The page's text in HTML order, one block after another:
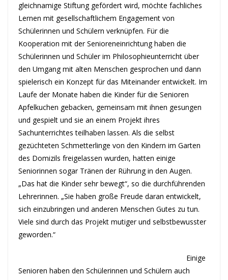
gleichnamige Stiftung gefördert wird, möchte fachliches
Lernen mit gesellschaftlichem Engagement von
Schülerinnen und Schülern verknüpfen. Für die
Kooperation mit der Senioreneinrichtung haben die
Schülerinnen und Schüler im Philosophieunterricht über
den Umgang mit alten Menschen gesprochen und dann
spielerisch ein Konzept für das Miteinander entwickelt. Im
Laufe der Monate haben die Kinder für die Senioren
Apfelkuchen gebacken, gemeinsam mit ihnen gesungen
und gespielt und sie an einem Projekt ihres
Sachunterrichtes teilhaben lassen. Als die selbst
gezüchteten Schmetterlinge von den Kindern im Garten
des Domizils freigelassen wurden, hatten einige
Seniorinnen sogar Tränen der Rührung in den Augen.
„Das hat die Kinder sehr bewegt“, so die durchführenden
Lehrerinnen. „Sie haben große Freude daran entwickelt,
sich einzubringen und anderen Menschen Gutes zu tun.
Viele sind durch das Projekt mutiger und selbstbewusster
geworden.“
Einige
Senioren haben den Schülerinnen und Schülern auch